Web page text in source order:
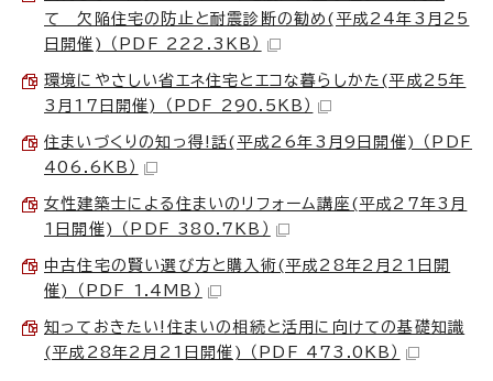
て 欠陥住宅の防止と耐震診断の勧め(平成24年3月25
日開催) （PDF 222.3KB）
環境にやさしい省エネ住宅とエコな暮らしかた(平成25年
3月17日開催) （PDF 290.5KB）
住まいづくりの知っ得!話(平成26年3月9日開催) （PDF
406.6KB）
女性建築士による住まいのリフォーム講座(平成27年3月
1日開催) （PDF 380.7KB）
中古住宅の賢い選び方と購入術(平成28年2月21日開
催) （PDF 1.4MB）
知っておきたい!住まいの相続と活用に向けての基礎知識
(平成28年2月21日開催) （PDF 473.0KB）